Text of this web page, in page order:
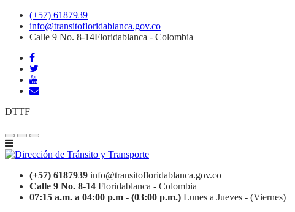
(+57) 6187939
info@transitofloridablanca.gov.co
Calle 9 No. 8-14Floridablanca - Colombia
DTTF
(+57) 6187939 info@transitofloridablanca.gov.co
Calle 9 No. 8-14 Floridablanca - Colombia
07:15 a.m. a 04:00 p.m - (03:00 p.m.) Lunes a Jueves - (Viernes)